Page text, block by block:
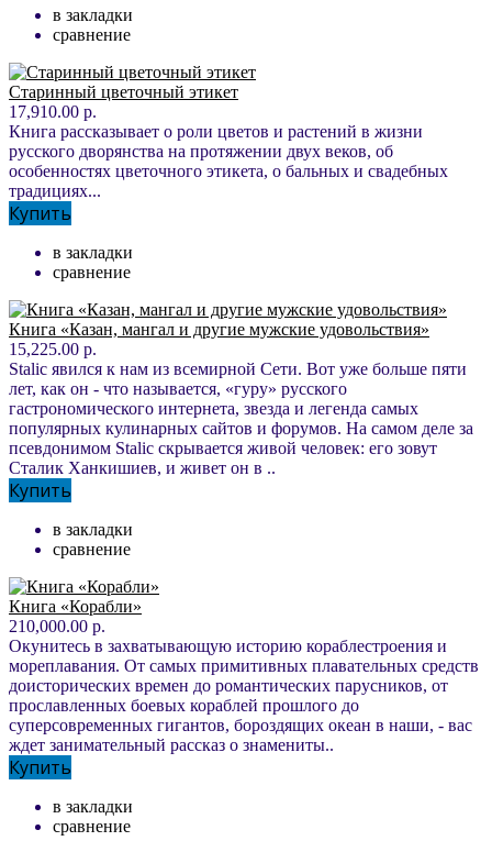
в закладки
сравнение
Старинный цветочный этикет
17,910.00 р.
Книга рассказывает о роли цветов и растений в жизни
русского дворянства на протяжении двух веков, об
особенностях цветочного этикета, о бальных и свадебных
традициях...
Купить
в закладки
сравнение
Книга «Казан, мангал и другие мужские удовольствия»
15,225.00 р.
Stalic явился к нам из всемирной Сети. Вот уже больше пяти
лет, как он - что называется, «гуру» русского
гастрономического интернета, звезда и легенда самых
популярных кулинарных сайтов и форумов. На самом деле за
псевдонимом Stalic скрывается живой человек: его зовут
Сталик Ханкишиев, и живет он в ..
Купить
в закладки
сравнение
Книга «Корабли»
210,000.00 р.
Окунитесь в захватывающую историю кораблестроения и
мореплавания. От самых примитивных плавательных средств
доисторических времен до романтических парусников, от
прославленных боевых кораблей прошлого до
суперсовременных гигантов, бороздящих океан в наши, - вас
ждет занимательный рассказ о знамениты..
Купить
в закладки
сравнение